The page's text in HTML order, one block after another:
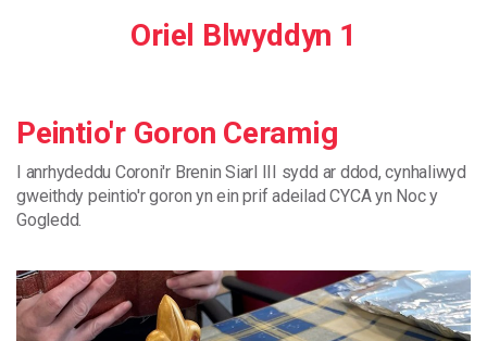
Oriel Blwyddyn 1
Peintio'r Goron Ceramig
I anrhydeddu Coroni'r Brenin Siarl III sydd ar ddod, cynhaliwyd
gweithdy peintio'rgoron ynein prifadeilad CYCAyn Nocy
Gogledd.